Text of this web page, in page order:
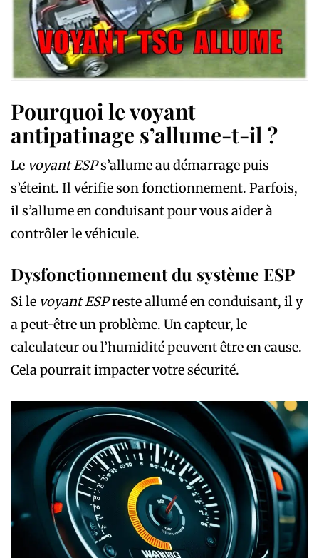
Pourquoi le voyant
antipatinage s’allume-t-il ?
Le voyant ESPs’allume au démarrage puis
s’éteint. Il vérifie son fonctionnement. Parfois,
il s’allume en conduisant pour vous aider à
contrôler le véhicule.
Dysfonctionnement du système ESP
Si le voyant ESPreste allumé en conduisant, il y
a peut-être un problème. Un capteur, le
calculateur ou l’humidité peuvent être en cause.
Cela pourrait impacter votre sécurité.